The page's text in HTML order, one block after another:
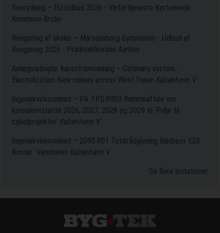
Snerydning – EU-Udbud 2026 - Vintertjeneste Kerteminde
Kommune Broby
Rengøring af skoler – Marselisborg Gymnasium - Udbud af
Rengøring 2026 - PrækvalifikationAarhus
Anlægsarbejde: kørestrømsanlæg – Catenary system -
Electrification New railway across West Funen København V
Ingeniørvirksomhed – PA-TPD.R003 Rammeaftale om
konsulentstøtte 2026, 2027, 2028 og 2029 til ’Pulje til
cykelprojekter’ København V
Ingeniørvirksomhed – 2090.R01 Totalrådgivning Nødspor E20
Korsør ­ Vemmelev København V
Se flere licitationer